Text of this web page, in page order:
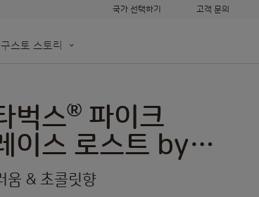
국가 선택하기 고객 문의
스토 스토리
벅스® 파이크
이스 로스트 by
카페 돌체구스토
움 & 초콜릿향